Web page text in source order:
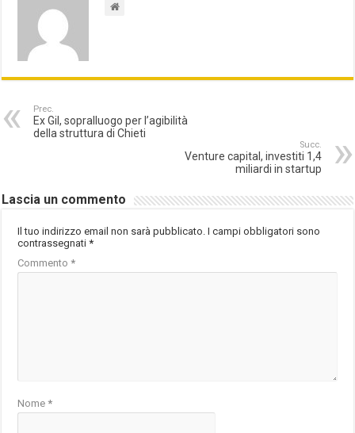
Prec.
Ex Gil, sopralluogo per l’agibilità
della struttura di Chieti
Succ.
Venture capital, investiti 1,4
miliardi in startup
Lascia un commento
Il tuo indirizzo email non sarà pubblicato. I campi obbligatori sono
contrassegnati*
Commento*
Nome*